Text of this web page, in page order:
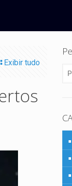
Exibir tudo